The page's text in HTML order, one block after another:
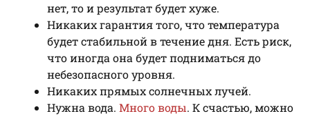
нет, то и результат будет хуже.
Никаких гарантия того, что температура
будет стабильной в течение дня. Есть риск,
что иногда она будет подниматься до
небезопасного уровня.
Никаких прямых солнечных лучей.
Нужна вода. Много воды. К счастью, можно